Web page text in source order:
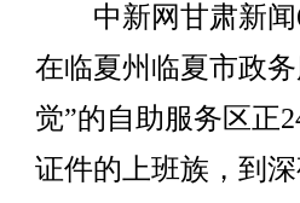
中新网甘肃新闻6
在临夏州临夏市政
觉”的自助服务区正
证件的上班族，到